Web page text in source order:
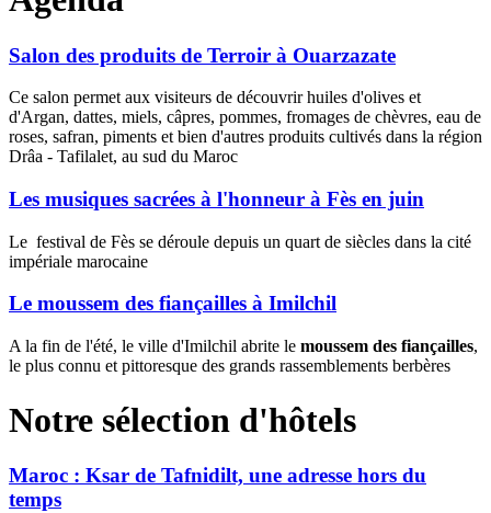
Salon des produits de Terroir à Ouarzazate
Ce salon permet aux visiteurs de découvrir huiles d'olives et
d'Argan, dattes, miels, câpres, pommes, fromages de chèvres, eau de
roses, safran, piments et bien d'autres produits cultivés dans la région
Drâa - Tafilalet, au sud du Maroc
Les musiques sacrées à l'honneur à Fès en juin
Le festival de Fès se déroule depuis un quart de siècles dans la cité
impériale marocaine
Le moussem des fiançailles à Imilchil
A la fin de l'été, le ville d'Imilchil abrite le moussem des fiançailles,
le plus connu et pittoresque des grands rassemblements berbères
Notre sélection d'hôtels
Maroc : Ksar de Tafnidilt, une adresse hors du
temps